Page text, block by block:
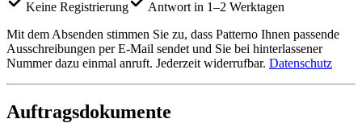
Keine Registrierung
Antwort in 1–2 Werktagen
Mit dem Absenden stimmen Sie zu, dass Patterno Ihnen passende
Ausschreibungen per E-Mail sendet und Sie bei hinterlassener
Nummer dazu einmal anruft. Jederzeit widerrufbar. Datenschutz
Auftragsdokumente